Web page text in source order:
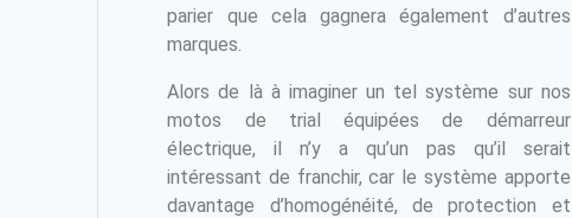
parier que cela gagnera également d’autres
marques.
Alors de là à imaginer un tel système sur nos
motos de trial équipées de démarreur
électrique, il n’y a qu’un pas qu’il serait
intéressant de franchir, car le système apporte
davantage d’homogénéité, de protection et